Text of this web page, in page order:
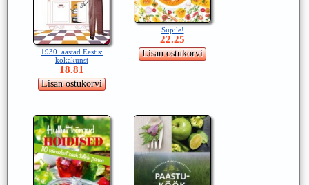
1930. aastad Eestis:
kokakunst
18.81
Supile!
22.25